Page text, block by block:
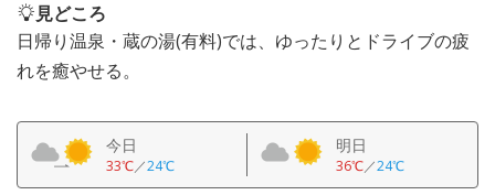
見どころ
日帰り温泉・蔵の湯(有料)では、ゆったりとドライブの疲
れを癒やせる。
今日
33℃／24℃
明日
36℃／24℃